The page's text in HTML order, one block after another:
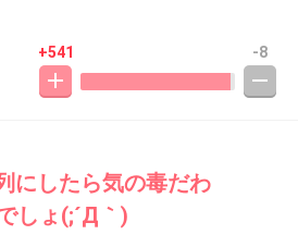
+541 -8
にしたら気の毒だわ
しょ(;´Д｀)